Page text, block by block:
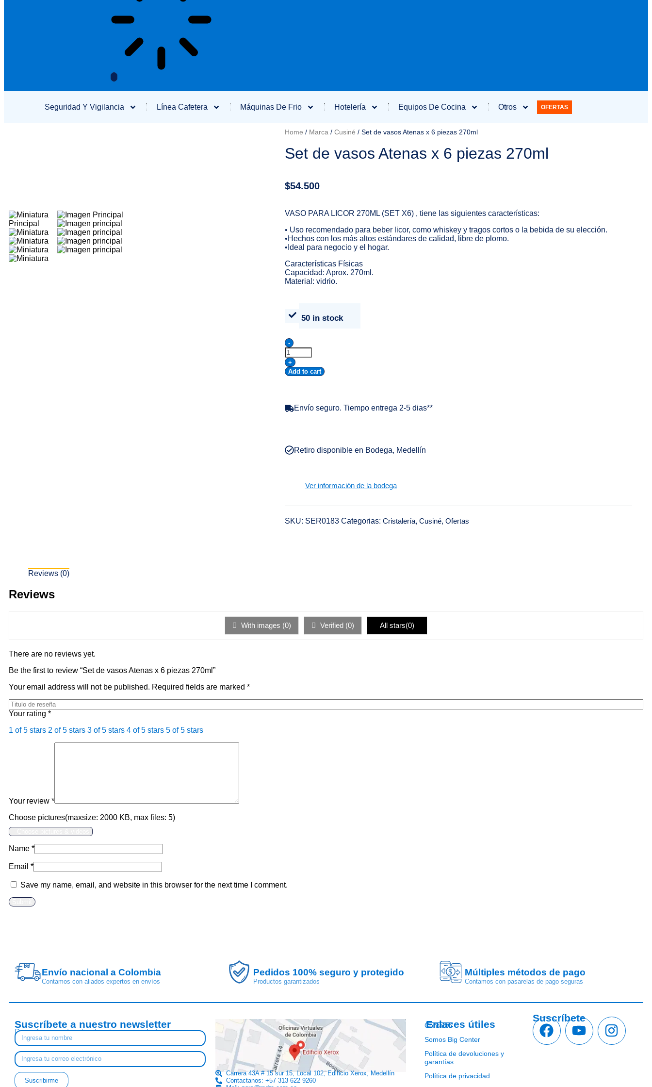
Seguridad Y Vigilancia Línea Cafetera Máquinas De Frio Hotelería Equipos De Cocina Otros OFERTAS
Home / Marca / Cusiné / Set de vasos Atenas x 6 piezas 270ml
Set de vasos Atenas x 6 piezas 270ml
$54.500
VASO PARA LICOR 270ML (SET X6) , tiene las siguientes características:
• Uso recomendado para beber licor, como whiskey y tragos cortos o la bebida de su elección.
•Hechos con los más altos estándares de calidad, libre de plomo.
•Ideal para negocio y el hogar.
Características Físicas
Capacidad: Aprox. 270ml.
Material: vidrio.
50 in stock
-
+
Add to cart
Envío seguro. Tiempo entrega 2-5 dias**
Retiro disponible en Bodega, Medellín
Ver información de la bodega
SKU: SER0183 Categorias: Cristalería, Cusiné, Ofertas
Reviews (0)
Reviews
With images (0) Verified (0) All stars(0)
There are no reviews yet.
Be the first to review “Set de vasos Atenas x 6 piezas 270ml”
Your email address will not be published. Required fields are marked *
Your rating *
1 of 5 stars 2 of 5 stars 3 of 5 stars 4 of 5 stars 5 of 5 stars
Your review *
Choose pictures(maxsize: 2000 KB, max files: 5)
Name *
Email *
Save my name, email, and website in this browser for the next time I comment.
Envío nacional a Colombia
Contamos con aliados expertos en envíos
Pedidos 100% seguro y protegido
Productos garantizados
$ Múltiples métodos de pago
Contamos con pasarelas de pago seguras
Suscríbete a nuestro newsletter
Descubre nuestras tendencias y novedades
Suscribirme
Carrera 43A # 15 sur 15, Local 102, Edificio Xerox, Medellín
Contactanos: +57 313 622 9260
Enlaces útiles
Contacto
Somos Big Center
Política de devoluciones y
garantías
Política de privacidad
Suscríbete